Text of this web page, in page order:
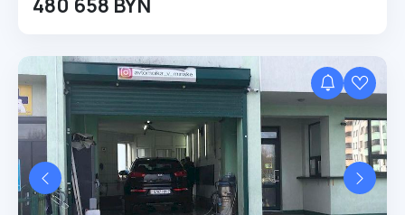
480 658 BYN